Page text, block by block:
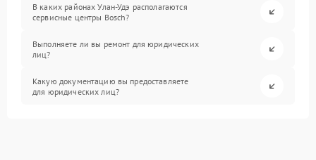
В каких районах Улан-Удэ располагаются
сервисные центры Bosch?
Выполняете ли вы ремонт для юридических
лиц?
Какую документацию вы предоставляете
для юридических лиц?